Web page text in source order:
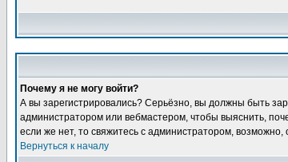
Почему я не могу войти?
А вы зарегистрировались? Серьёзно, вы должны быть
администратором или вебмастером, чтобы выяснить,
если же нет, то свяжитесь с администратором,
Вернуться к началу